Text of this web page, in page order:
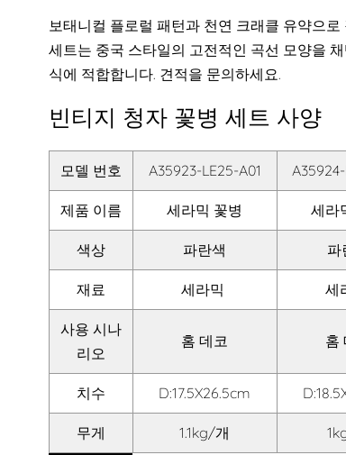
보태니컬 플로럴 패턴과 천연 크래클 유약으
세트는 중국 스타일의 고전적인 곡선 모양을
식에 적합합니다. 견적을 문의하세요.
빈티지 청자 꽃병 세트 사양
모델 번호 A35923-LE25-A01
제품 이름 세라믹 꽃병 세라
색상 파란색 파
재료 세라믹 세
사용 시나
리오
홈 데코 홈
치수 D:17.5X26.5cm
무게 1.1kg/개